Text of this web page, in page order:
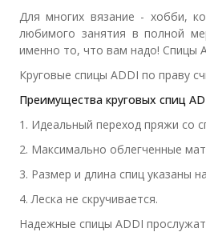
Для многих вязание - хобби,
любимого занятия в полной
именно то, что вам надо! Спицы
Круговые спицы ADDI по праву
Преимущества круговых спиц
1. Идеальный переход пряжи со
2. Максимально облегченные
3. Размер и длина спиц указаны
4. Леска не скручивается.
Надежные спицы ADDI